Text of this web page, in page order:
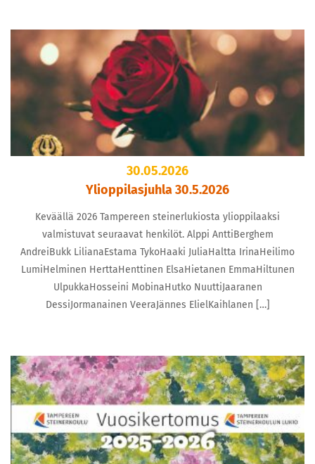
30.05.2026
Ylioppilasjuhla 30.5.2026
Keväällä 2026 Tampereen steinerlukiosta ylioppilaaksi
valmistuvat seuraavat henkilöt. Alppi AnttiBerghem
AndreiBukk LilianaEstama TykoHaaki JuliaHaltta IrinaHeilimo
LumiHelminen HerttaHenttinen ElsaHietanen EmmaHiltunen
UlpukkaHosseini MobinaHutko NuuttiJaaranen
DessiJormanainen VeeraJännes ElielKaihlanen […]